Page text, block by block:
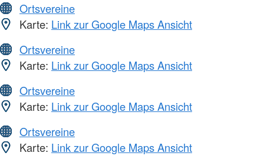
Ortsvereine
Karte: Link zur Google Maps Ansicht
Ortsvereine
Karte: Link zur Google Maps Ansicht
Ortsvereine
Karte: Link zur Google Maps Ansicht
Ortsvereine
Karte: Link zur Google Maps Ansicht